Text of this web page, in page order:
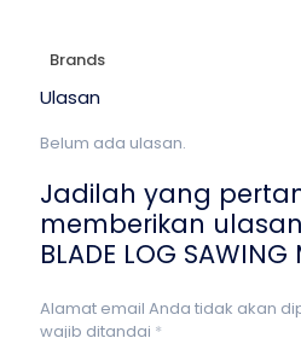
Brands
Ulasan
Belum ada ulasan.
Jadilah yang
memberikan ulasan
BLADE LOG SAWING
Alamat email Anda tidak akan
wajib ditandai *